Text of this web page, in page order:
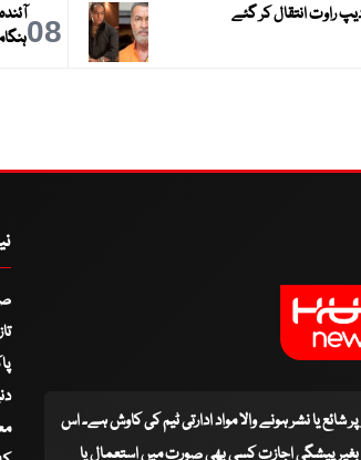
راوت انتقال کر گئے 08
پر شائع یا نشر ہونے والا مواد ادارتی ٹیم کی کاوش ہے۔ اس
بغیر پیشگی اجازت کسی بھی صورت میں استعمال یا